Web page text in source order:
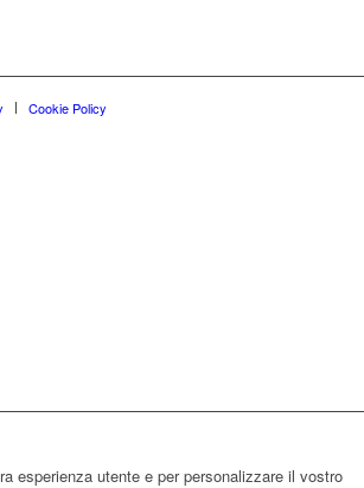
Cookie Policy
esperienza utente e per personalizzare il vostro